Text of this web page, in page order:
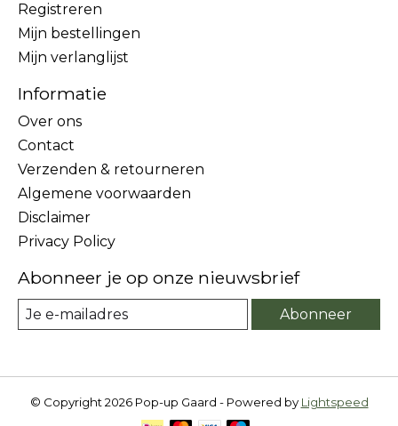
Registreren
Mijn bestellingen
Mijn verlanglijst
Informatie
Over ons
Contact
Verzenden & retourneren
Algemene voorwaarden
Disclaimer
Privacy Policy
Abonneer je op onze nieuwsbrief
Abonneer
© Copyright 2026 Pop-up Gaard - Powered by Lightspeed